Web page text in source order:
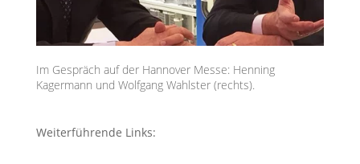
Im Gespräch auf der Hannover Messe: Henning
Kagermann und Wolfgang Wahlster (rechts).
Weiterführende Links: